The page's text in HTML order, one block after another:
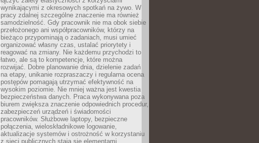
wynikającymi z okresowych spotkań na żywo. W
pracy zdalnej szczególne znaczenie ma również
samodzielność. Gdy pracownik nie ma obok siebie
przełożonego ani współpracowników, którzy na
bieżąco przypominają o zadaniach, musi umieć
organizować własny czas, ustalać priorytety i
reagować na zmiany. Nie każdemu przychodzi to
łatwo, ale są to kompetencje, które można
rozwijać. Dobre planowanie dnia, dzielenie zadań
na etapy, unikanie rozpraszaczy i regularna ocena
postępów pomagają utrzymać efektywność na
wysokim poziomie. Nie mniej ważna jest kwestia
bezpieczeństwa danych. Praca wykonywana poza
biurem zwiększa znaczenie odpowiednich procedur,
zabezpieczeń urządzeń i świadomości
pracowników. Służbowe laptopy, bezpieczne
połączenia, wieloskładnikowe logowanie,
aktualizacje systemów i ostrożność w korzystaniu
z sieci publicznych stają się elementami